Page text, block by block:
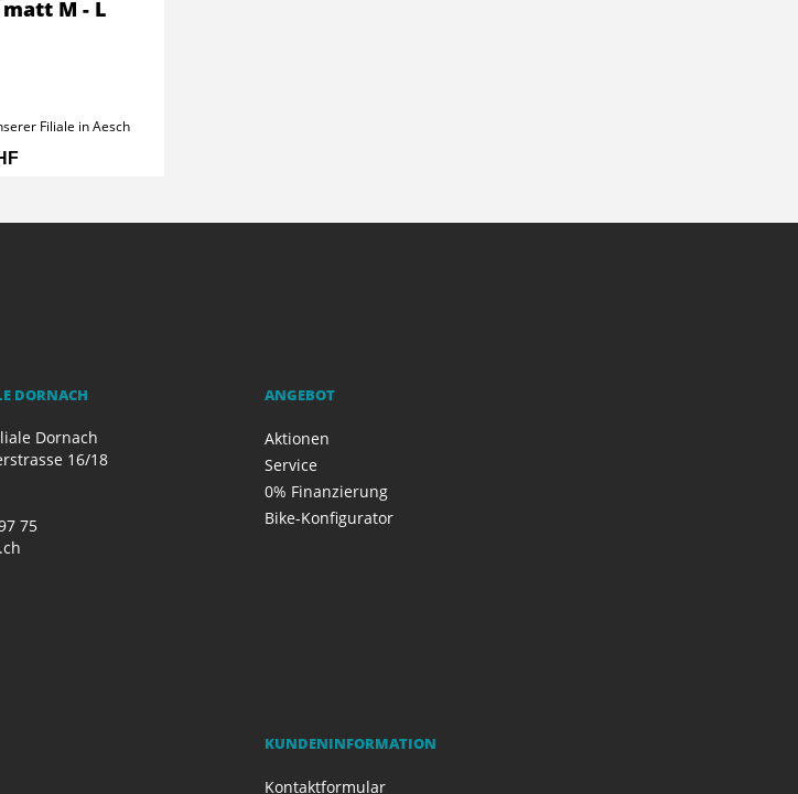
Filiale in Aesch
M - L
DORNACH
Dornach
16/18
75
ANGEBOT
Aktionen
Service
0% Finanzierung
Bike-Konfigurator
KUNDENINFORMATION
Kontaktformular